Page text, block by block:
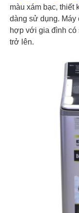
màu xám bạc, thiết
dàng sử dụng.
hợp với gia đình
trở lên.